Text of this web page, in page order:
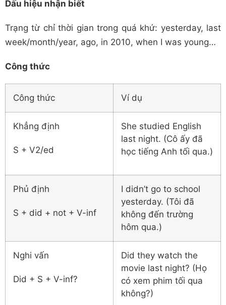
Dấu hiệu nhận biết
Trạng từ chỉ thời gian trong quá khứ: yesterday, last
week/month/year, ago, in 2010, when I was young…
Công thức
Công thức Ví dụ
Khẳng định
S + V2/ed
She studied English
last night. (Cô ấy đã
học tiếng Anh tối qua.)
Phủ định
S + did + not + V-inf
I didn’t go to school
yesterday. (Tôi đã
không đến trường
hôm qua.)
Nghi vấn
Did + S + V-inf?
Did they watch the
movie last night? (Họ
có xem phim tối qua
không?)